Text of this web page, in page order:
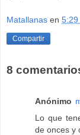
Matallanas en 5:29
Compartir
8
Anónimo
Lo que
de onces y